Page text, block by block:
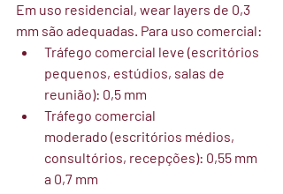
Em uso residencial, wear layers de 0,3
mm são adequadas. Para uso comercial:
Tráfego comercial leve (escritórios
pequenos, estúdios, salas de
reunião): 0,5 mm
Tráfego comercial
moderado (escritórios médios,
consultórios, recepções): 0,55 mm
a 0,7 mm